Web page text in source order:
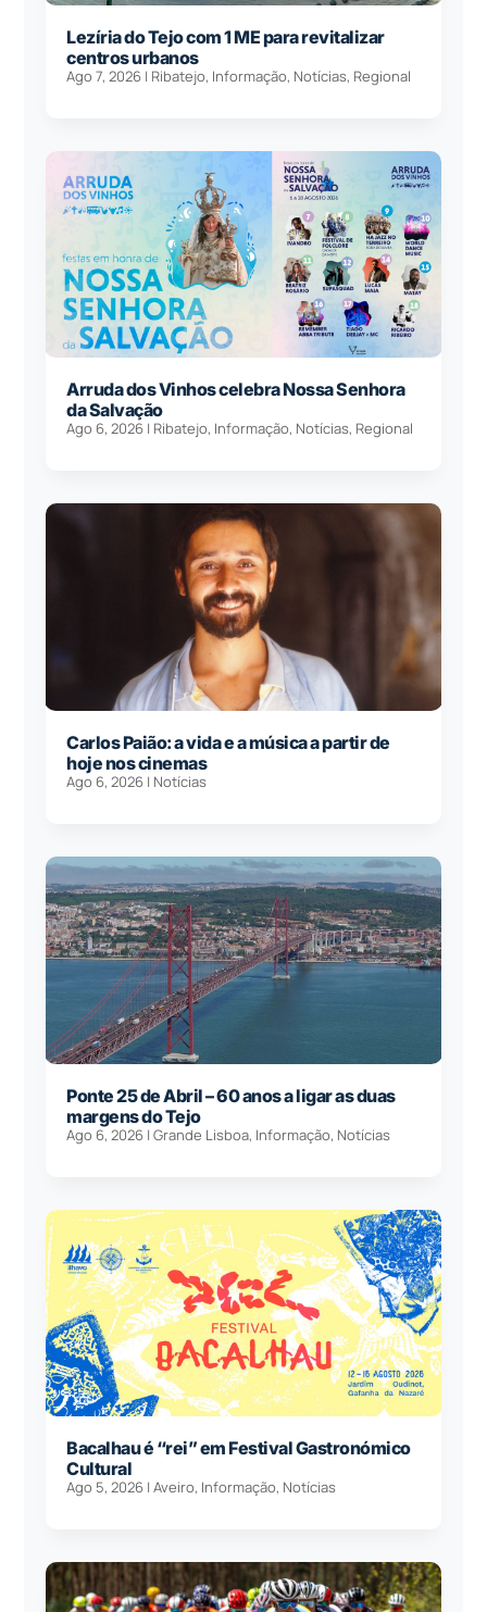
Lezíria do Tejo com 1 ME para revitalizar
centros urbanos
Ago 7, 2026 | Ribatejo, Informação, Notícias, Regional
Arruda dos Vinhos celebra Nossa Senhora
da Salvação
Ago 6, 2026 | Ribatejo, Informação, Notícias, Regional
Carlos Paião: a vida e a música a partir de
hoje nos cinemas
Ago 6, 2026 | Notícias
Ponte 25 de Abril – 60 anos a ligar as duas
margens do Tejo
Ago 6, 2026 |Grande Lisboa, Informação, Notícias
Bacalhau é “rei” em Festival Gastronómico
Cultural
Ago 5, 2026 |Aveiro, Informação, Notícias